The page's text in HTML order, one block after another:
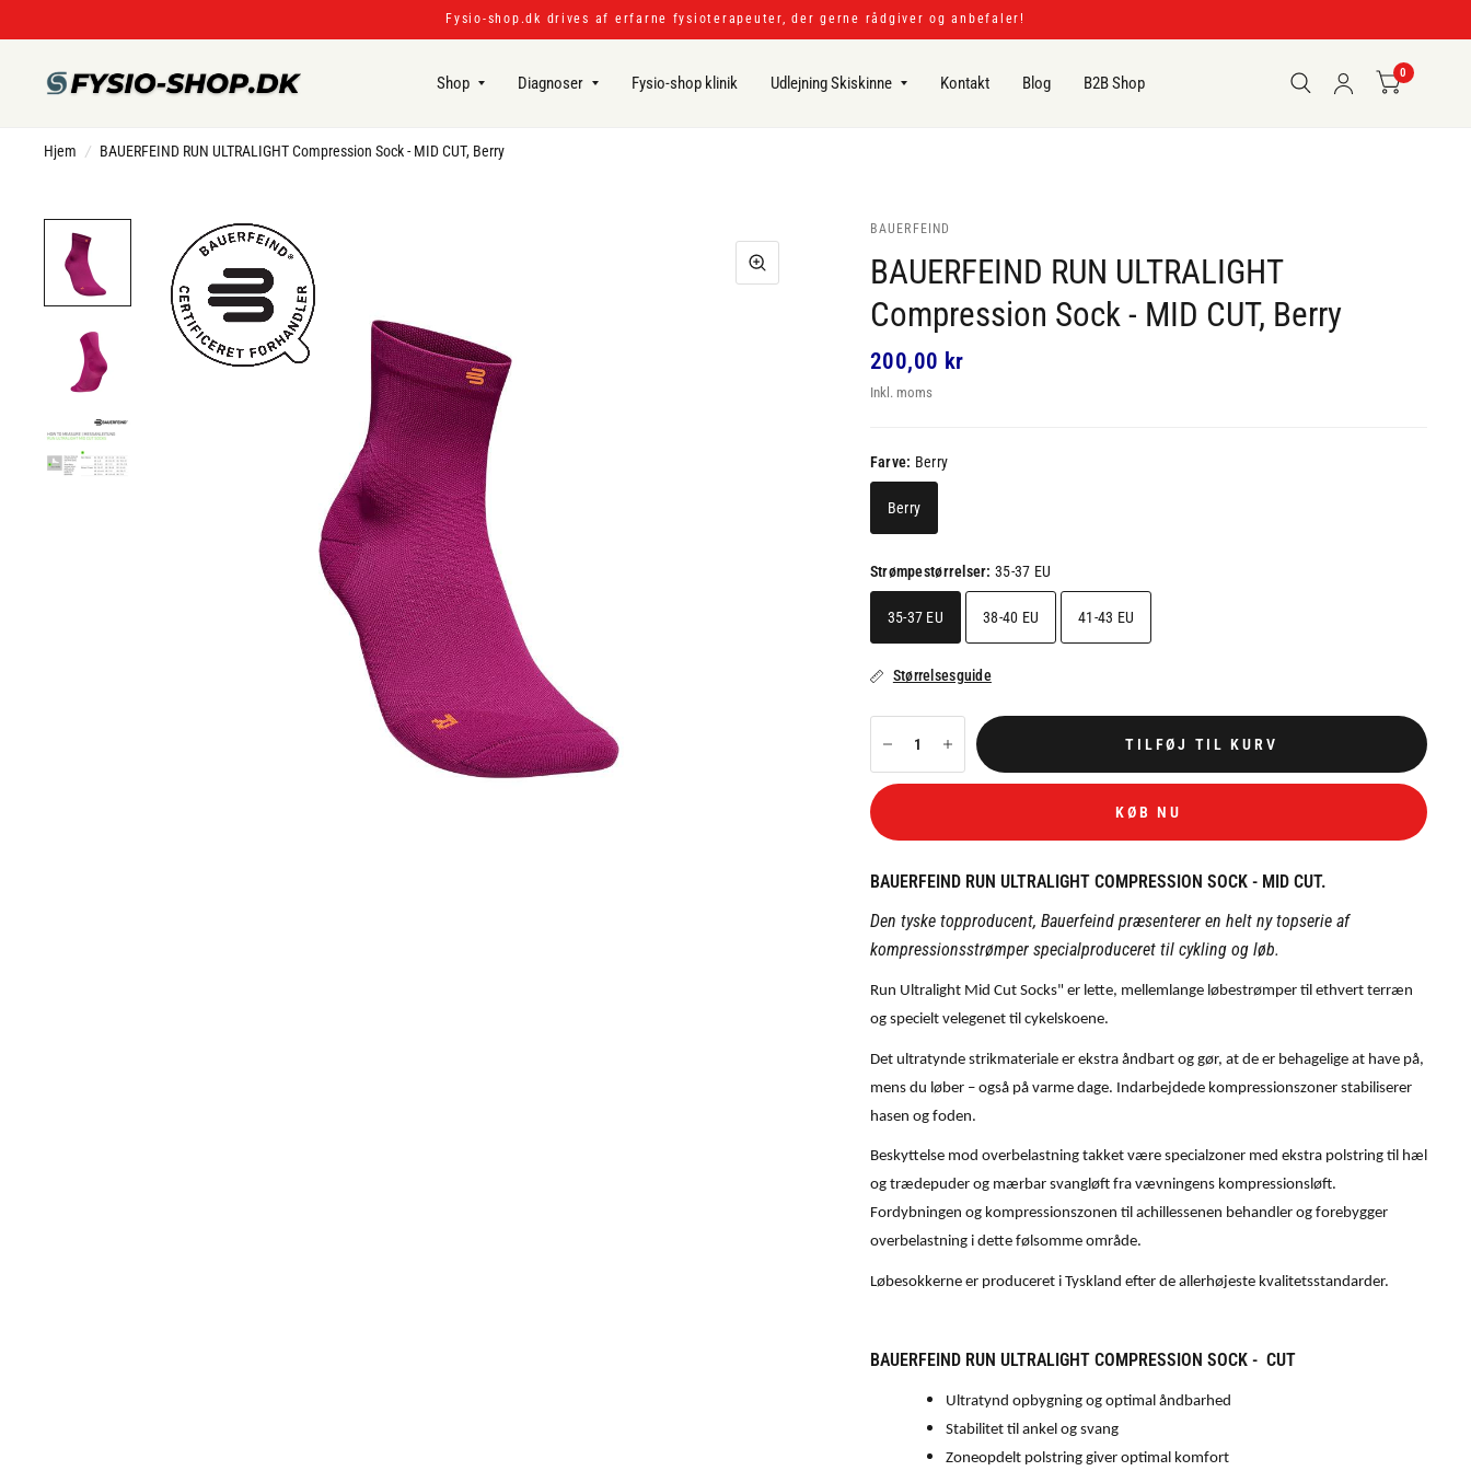
Fysio-shop.dk drives af erfarne fysioterapeuter, der gerne rådgiver og anbefaler!
Shop Diagnoser Fysio-shop klinik Udlejning Skiskinne Kontakt Blog B2B Shop
0
Hjem / BAUERFEIND RUN ULTRALIGHT Compression Sock - MID CUT, Berry
BAUERFEIND
BAUERFEIND RUN ULTRALIGHT
Compression Sock - MID CUT, Berry
200,00 kr
Inkl. moms
Farve: Berry
Berry
Strømpestørrelser: 35-37 EU
35-37 EU 38-40 EU 41-43 EU
Størrelsesguide
TILFØJ TIL KURV
KØB NU
BAUERFEIND RUN ULTRALIGHT COMPRESSION SOCK - MID CUT.
Den tyske topproducent, Bauerfeind præsenterer en helt ny topserie af
kompressionsstrømper specialproduceret til cykling og løb.
Run Ultralight Mid Cut Socks" er lette, mellemlange løbestrømper til ethvert terræn
og specielt velegenet til cykelskoene.
Det ultratynde strikmateriale er ekstra åndbart og gør, at de er behagelige at have på,
mens du løber – også på varme dage. Indarbejdede kompressionszoner stabiliserer
hasen og foden.
Beskyttelse mod overbelastning takket være specialzoner med ekstra polstring til hæl
og trædepuder og mærbar svangløft fra vævningens kompressionsløft.
Fordybningen og kompressionszonen til achillessenen behandler og forebygger
overbelastning i dette følsomme område.
Løbesokkerne er produceret i Tyskland efter de allerhøjeste kvalitetsstandarder.
BAUERFEIND RUN ULTRALIGHT COMPRESSION SOCK - CUT
Ultratynd opbygning og optimal åndbarhed
Stabilitet til ankel og svang
Zoneopdelt polstring giver optimal komfort